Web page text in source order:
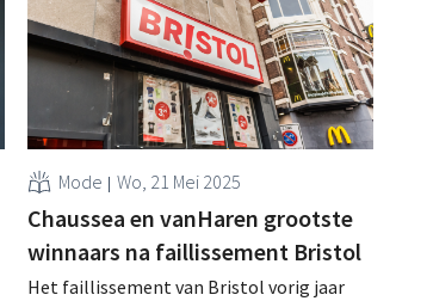
Mode Wo, 21 Mei 2025
Chaussea en vanHaren grootste
winnaars na faillissement Bristol
Het faillissement van Bristol vorig jaar